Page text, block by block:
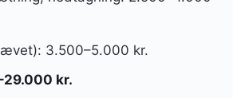
3.500–5.000 kr.
kr.